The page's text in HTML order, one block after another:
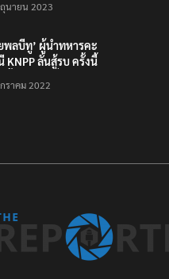
ตรทางน้ำ
นายน 2023
พลบีทู’ ผู้นำทหารคะ
KNPP ลั่นสู้รบ ครั้งนี้
าชนต้องชนะ
ราคม 2022